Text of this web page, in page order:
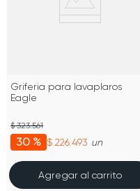
Griferia para lavaplaros
Eagle
30 % $ 226.493
$ 323.561
un
Agregar al carrito